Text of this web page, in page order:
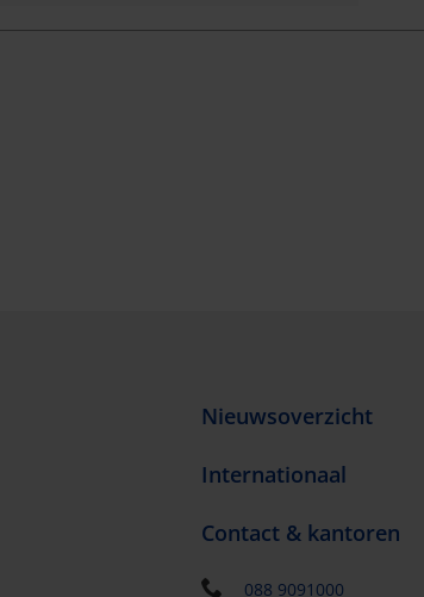
Nieuwsoverzicht
Internationaal
Contact & kantoren
088 9091000